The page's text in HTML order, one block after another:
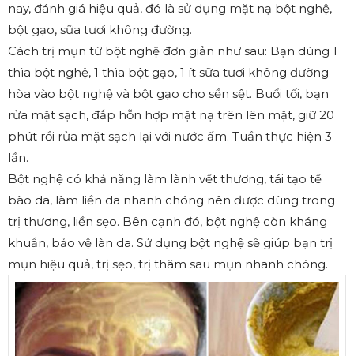
nay, đánh giá hiệu quả, đó là sử dụng mặt nạ bột nghệ,
bột gạo, sữa tươi không đường.
Cách trị mụn từ bột nghệ đơn giản như sau: Bạn dùng 1
thìa bột nghệ, 1 thìa bột gạo, 1 ít sữa tươi không đường
hòa vào bột nghệ và bột gạo cho sền sệt. Buổi tối, bạn
rửa mặt sạch, đắp hỗn hợp mặt nạ trên lên mặt, giữ 20
phút rồi rửa mặt sạch lại với nước ấm. Tuần thực hiện 3
lần.
Bột nghệ có khả năng làm lành vết thương, tái tạo tế
bào da, làm liền da nhanh chóng nên được dùng trong
trị thương, liền sẹo. Bên cạnh đó, bột nghệ còn kháng
khuẩn, bảo vệ làn da. Sử dụng bột nghệ sẽ giúp bạn trị
mụn hiệu quả, trị sẹo, trị thâm sau mụn nhanh chóng.